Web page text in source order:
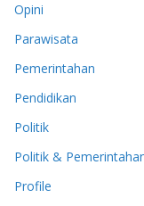
Opini
Parawisata
Pemerintahan
Pendidikan
Politik
Politik &
Profile